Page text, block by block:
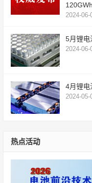
120GWh
2024-06-
5月锂电
2024-06-
4月锂电
2024-05-
热点活动